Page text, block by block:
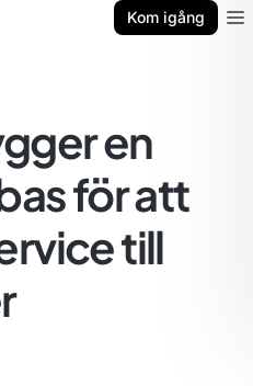
Kom igång
en
för att
till